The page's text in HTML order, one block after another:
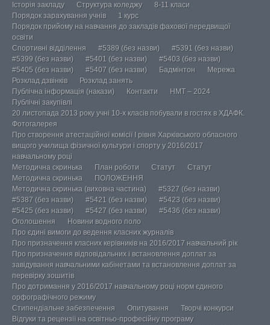
Історія закладу
Структура коледжу
8-11 класи
Порядок зарахування учнів
1 курс
Порядок прийому на навчання до закладів фахової передвищої
освіти
Спортивні відділення
#5389 (без назви)
#5391 (без назви)
#5399 (без назви)
#5401 (без назви)
#5403 (без назви)
#5405 (без назви)
#5407 (без назви) Бадмінтон
Мережа
Розклад дзвінків
Розклад занять
Публічна інформація (накази)
Контакти
НМТ – 2024
Публічні закупівлі
20 листопада 2013 року учні 10-х класів побували в гостях в ХДАФК.
Фотогалерея
Про створення атестаційної комісії І рівня Харківського обласного
вищого училища фізичної культури і спорту у 2016/2017
навчальному році
Методична скринька
План роботи Статут
Статут
Методична скринька
ПОЛОЖЕННЯ
Методична скринька (виховна частина)
#5327 (без назви)
#5387 (без назви)
#5421 (без назви)
#5423 (без назви)
#5425 (без назви)
#5427 (без назви)
#5436 (без назви)
Оголошення
Новини водного поло
Про єдині вимоги до ведення класних журналів
Про призначення класних керівників на 2016/2017 навчальний рік
Про призначення відповідальних і встановлення доплат за
завідування навчальними кабінетами та встановлення доплат за
перевірку зошитів
Про дотримання у 2016/2017 навчальному році норм єдиного
орфографічного режиму
Стипендіальне забезпечення
Опитування
Творчі конкурси
Відгуки та рецензії на освітньо-професійну програму